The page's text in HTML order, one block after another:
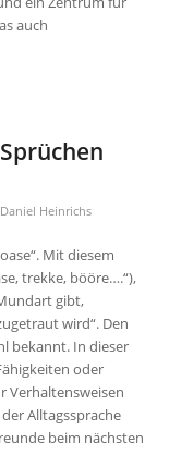
auch
Daniel Heinrichs
Mit diesem
trekke, bööre….“),
gibt,
wird“. Den
bekannt. In dieser
oder
Verhaltensweisen
Alltagssprache
beim nächsten